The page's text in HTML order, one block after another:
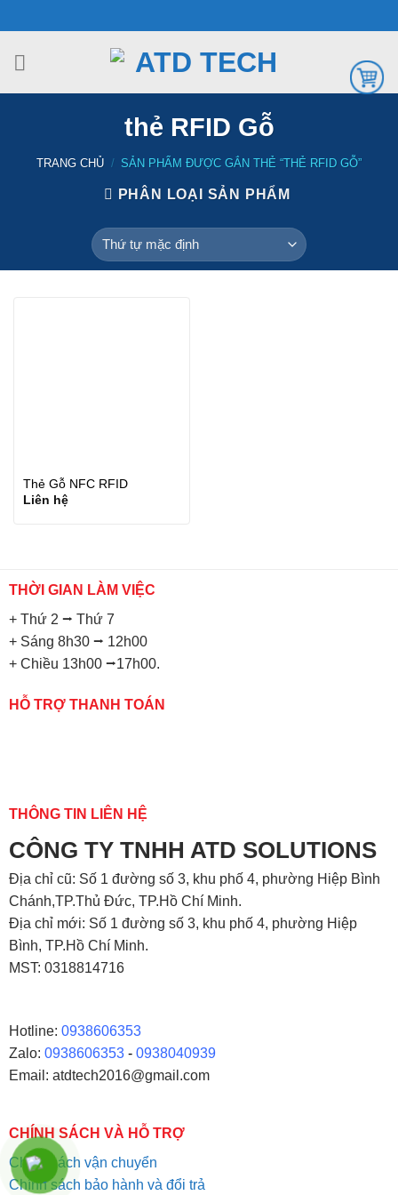
đến
nội
thẻ RFID Gỗ
TRANG CHỦ / SẢN PHẨM ĐƯỢC GẮN THẺ “THẺ RFID GỖ”
PHÂN LOẠI SẢN PHẨM
Thẻ Gỗ NFC RFID
Liên hệ
THỜI GIAN LÀM VIỆC
+ Thứ 2 ⭢ Thứ 7
+ Sáng 8h30 ⭢ 12h00
+ Chiều 13h00 ⭢17h00.
HỖ TRỢ THANH TOÁN
THÔNG TIN LIÊN HỆ
CÔNG TY TNHH ATD SOLUTIONS
Địa chỉ cũ: Số 1 đường số 3, khu phố 4, phường Hiệp Bình
Chánh,TP.Thủ Đức, TP.Hồ Chí Minh.
Địa chỉ mới: Số 1 đường số 3, khu phố 4, phường Hiệp
Bình, TP.Hồ Chí Minh.
MST: 0318814716
Hotline: 0938606353
Zalo: 0938606353 -0938040939
Email: atdtech2016@gmail.com
CHÍNH SÁCH VÀ HỖ TRỢ
Chính sách vận chuyển
Chính sách bảo hành và đổi trả